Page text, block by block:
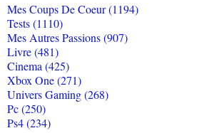
Mes Coups De Coeur (1194)
Tests (1110)
Mes Autres Passions (907)
Livre (481)
Cinema (425)
Xbox One (271)
Univers Gaming (268)
Pc (250)
Ps4 (234)